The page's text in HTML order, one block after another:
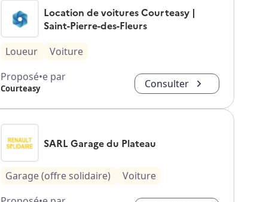
Location de voitures Courteasy |
Saint-Pierre-des-Fleurs
Loueur
Voiture
Proposé•e par
Courteasy Consulter
SARL Garage du Plateau
Garage (offre solidaire)
Voiture